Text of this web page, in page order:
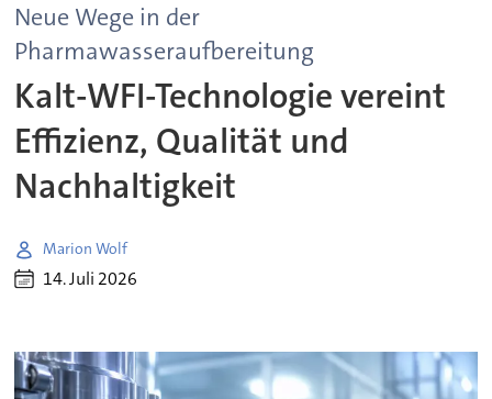
Neue Wege in der
Pharmawasseraufbereitung
Kalt-WFI-Technologie vereint
Effizienz, Qualität und
Nachhaltigkeit
Marion Wolf
14. Juli 2026